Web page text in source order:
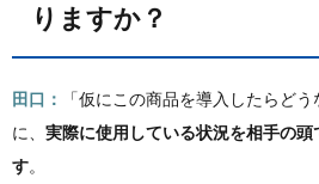
りますか？
田口：
「仮にこの商品を導入したらど
に、 実際に使用している状況を相手の頭
す。